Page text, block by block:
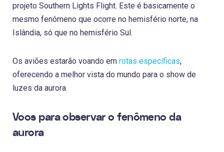
projeto Southern Lights Flight. Este é basicamente o
mesmo fenômeno que ocorre no hemisfério norte, na
Islândia, só que no hemisfério Sul.
Os aviões estarão voando em rotas específicas,
oferecendo a melhor vista do mundo para o show de
luzes da aurora.
Voos para observar o fenômeno da
aurora